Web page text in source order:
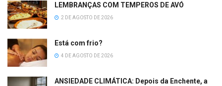
LEMBRANÇAS COM TEMPEROS DE AVÓ
2 DE AGOSTO DE 2026
Está com frio?
4 DE AGOSTO DE 2026
ANSIEDADE CLIMÁTICA: Depois da Enchente, a